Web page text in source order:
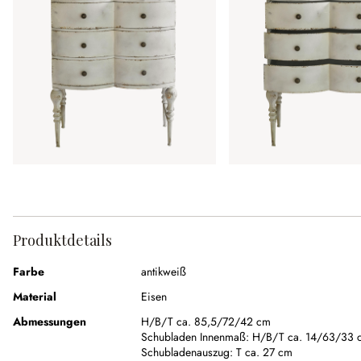
Produktdetails
Farbe
antikweiß
Material
Eisen
Abmessungen
H/B/T ca. 85,5/72/42 cm
Schubladen Innenmaß: H/B/T ca. 14/63/33
Schubladenauszug: T ca. 27 cm